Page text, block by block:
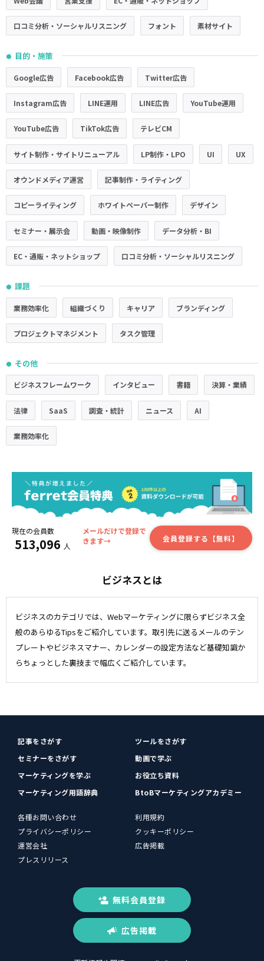
口コミ分析・ソーシャルリスニング フォント 素材サイト
● 目的・施策
Google広告 Facebook広告 Twitter広告
Instagram広告 LINE運用 LINE広告 YouTube運用
YouTube広告 TikTok広告 テレビCM
サイト制作・サイトリニューアル LP制作・LPO UI UX
オウンドメディア運営 記事制作・ライティング
コピーライティング ホワイトペーパー制作 デザイン
セミナー・展示会 動画・映像制作 データ分析・BI
EC・通販・ネットショップ 口コミ分析・ソーシャルリスニング
● 課題
業務効率化 組織づくり キャリア ブランディング
プロジェクトマネジメント タスク管理
● その他
ビジネスフレームワーク インタビュー 書籍 決算・業績
法律 SaaS 調査・統計 ニュース AI
業務効率化
現在の会員数
513,096 人
メールだけで登録で
きます→
会員登録する【無料】
ビジネスとは
ビジネスのカテゴリでは、Webマーケティングに限らずビジネス全
般のあらゆるTipsをご紹介しています。取引先に送るメールのテン
プレートやビジネスマナー、カレンダーの設定方法など基礎知識か
らちょっとした裏技まで幅広くご紹介しています。
記事をさがす
ツールをさがす
セミナーをさがす
動画で学ぶ
マーケティングを学ぶ
お役立ち資料
マーケティング用語辞典
BtoBマーケティングアカデミー
各種お問い合わせ
利用規約
プライバシーポリシー
クッキーポリシー
運営会社
広告掲載
プレスリリース
無料会員登録
広告掲載